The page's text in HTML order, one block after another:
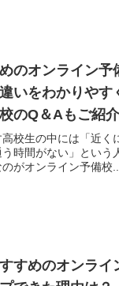
のオンライン予
いをわかりやす
のQ＆Aもご紹介
校生の中には「近く
時間がない」という
がオンライン予備校...
すめのオンライ